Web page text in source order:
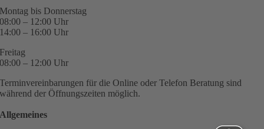
Montag bis Donnerstag
08:00 – 12:00 Uhr
14:00 – 16:00 Uhr
Freitag
08:00 – 12:00 Uhr
Terminvereinbarungen für die Online oder Telefon Beratung sind
während der Öffnungszeiten möglich.
Allgemeines